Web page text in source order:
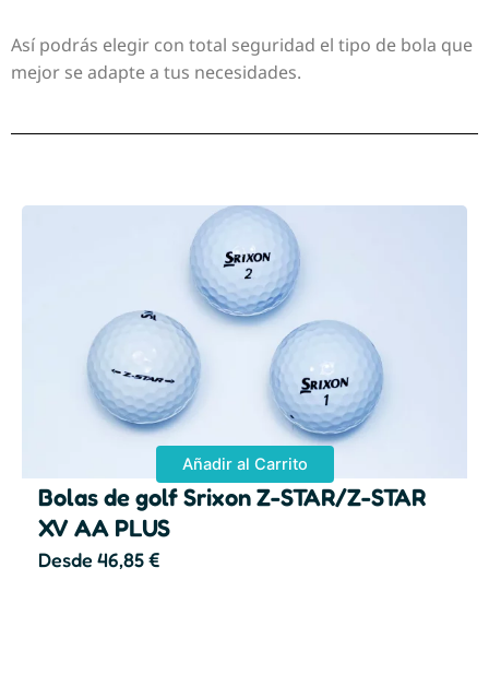
Así podrás elegir con total seguridad el tipo de bola que
mejor se adapte a tus necesidades.
Añadir al Carrito
Bolas de golf Srixon Z-STAR/Z-STAR
XV AA PLUS
Desde46,85€
Page
Page
PagePage